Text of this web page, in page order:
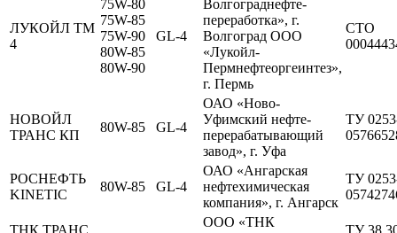
ЛУКОЙЛ ТМ
4
75W-80
75W-85
75W-90
80W-85
80W-90
GL-4
Волгограднефте-
переработка», г.
Волгоград ООО
«Лукойл-
Пермнефтеоргеинтез»,
г. Пермь
СТО
НОВОЙЛ
ТРАНС КП
80W-85 GL-4
ОАО «Ново-
Уфимский нефте­
перерабатывающий
завод», г. Уфа
ТУ
РОСНЕФТЬ
KINETIC
80W-85 GL-4
ОАО «Ангарская
нефтехими­ческая
компания», г. Ангарск
ТУ
ТНК ТРАНС
ООО «ТНК
ТУ